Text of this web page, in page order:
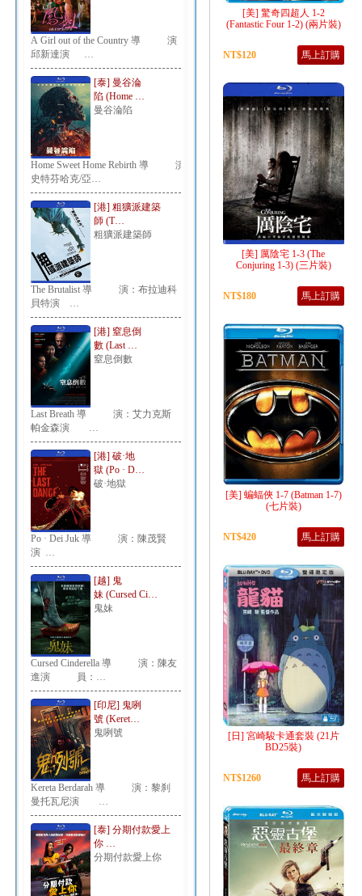
A Girl out of the Country 導 演：
邱新達演 …
[泰] 曼谷淪
陷 (Home …
曼谷淪陷
Home Sweet Home Rebirth 導 演：
史特芬哈克/亞…
[港] 粗獷派建築
師 (T…
粗獷派建築師
The Brutalist 導 演：布拉迪科
貝特演 …
[港] 窒息倒
數 (Last …
窒息倒數
Last Breath 導 演：艾力克斯
帕金森演 …
[港] 破·地
獄 (Po · D…
破·地獄
Po · Dei Juk 導 演：陳茂賢
演 …
[越] 鬼
妹 (Cursed Ci…
鬼妹
Cursed Cinderella 導 演：陳友
進演 員：…
[印尼] 鬼咧
號 (Keret…
鬼咧號
Kereta Berdarah 導 演：黎刹
曼托瓦尼演 …
[泰] 分期付款愛上
你 …
分期付款愛上你
[美] 驚奇四超人 1-2
(Fantastic Four 1-2) (兩片裝)
NT$120 馬上訂購
[美] 厲陰宅 1-3 (The
Conjuring 1-3) (三片裝)
NT$180 馬上訂購
[美] 蝙蝠俠 1-7 (Batman 1-7)
(七片裝)
NT$420 馬上訂購
[日] 宮崎駿卡通套裝 (21片
BD25裝)
NT$1260 馬上訂購